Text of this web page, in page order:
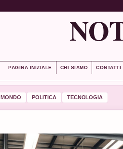
PAGINA INIZIALE CHI SIAMO CONTATTI
MONDO POLITICA TECNOLOGIA